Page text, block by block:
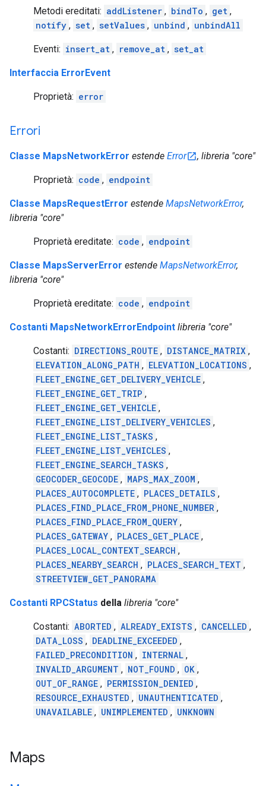
Metodi ereditati: addListener , bindTo , get ,
notify , set , setValues , unbind , unbindAll
Eventi: insert_at , remove_at , set_at
Interfaccia ErrorEvent
Proprietà: error
Errori
Classe MapsNetworkError estende Error , libreria "core"
Proprietà: code , endpoint
Classe MapsRequestError estende MapsNetworkError,
libreria "core"
Proprietà ereditate: code , endpoint
Classe MapsServerError estende MapsNetworkError,
libreria "core"
Proprietà ereditate: code , endpoint
Costanti MapsNetworkErrorEndpoint libreria "core"
Costanti: DIRECTIONS_ROUTE , DISTANCE_MATRIX ,
ELEVATION_ALONG_PATH , ELEVATION_LOCATIONS ,
FLEET_ENGINE_GET_DELIVERY_VEHICLE ,
FLEET_ENGINE_GET_TRIP ,
FLEET_ENGINE_GET_VEHICLE ,
FLEET_ENGINE_LIST_DELIVERY_VEHICLES ,
FLEET_ENGINE_LIST_TASKS ,
FLEET_ENGINE_LIST_VEHICLES ,
FLEET_ENGINE_SEARCH_TASKS ,
GEOCODER_GEOCODE , MAPS_MAX_ZOOM ,
PLACES_AUTOCOMPLETE , PLACES_DETAILS ,
PLACES_FIND_PLACE_FROM_PHONE_NUMBER ,
PLACES_FIND_PLACE_FROM_QUERY ,
PLACES_GATEWAY , PLACES_GET_PLACE ,
PLACES_LOCAL_CONTEXT_SEARCH ,
PLACES_NEARBY_SEARCH , PLACES_SEARCH_TEXT ,
STREETVIEW_GET_PANORAMA
Costanti RPCStatus della libreria "core"
Costanti: ABORTED , ALREADY_EXISTS , CANCELLED ,
DATA_LOSS , DEADLINE_EXCEEDED ,
FAILED_PRECONDITION , INTERNAL ,
INVALID_ARGUMENT , NOT_FOUND , OK ,
OUT_OF_RANGE , PERMISSION_DENIED ,
RESOURCE_EXHAUSTED , UNAUTHENTICATED ,
UNAVAILABLE , UNIMPLEMENTED , UNKNOWN
Maps